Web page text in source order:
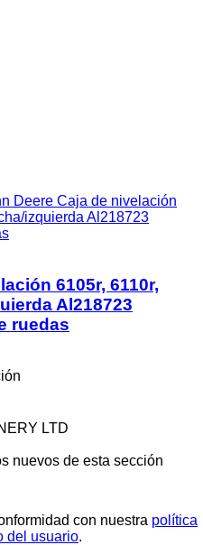
Deere Caja de nivelación
izquierda Al218723
6105r, 6110r,
Al218723
ruedas
LTD
nuevos de esta sección
con nuestra política
del usuario.